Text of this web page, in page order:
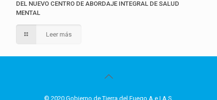
DEL NUEVO CENTRO DE ABORDAJE INTEGRAL DE SALUD
MENTAL
Leer más
© 2020 Gobierno de Tierra del Fuego A.e.I.A.S.